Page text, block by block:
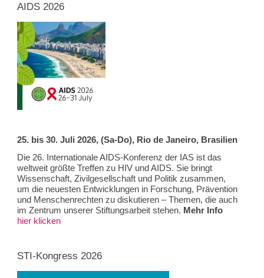
AIDS 2026
25. bis 30. Juli 2026, (Sa-Do), Rio de Janeiro, Brasilien
Die 26. Internationale AIDS-Konferenz der IAS ist das
weltweit größte Treffen zu HIV und AIDS. Sie bringt
Wissenschaft, Zivilgesellschaft und Politik zusammen,
um die neuesten Entwicklungen in Forschung, Prävention
und Menschenrechten zu diskutieren – Themen, die auch
im Zentrum unserer Stiftungsarbeit stehen. Mehr Info
hier klicken
STI-Kongress 2026